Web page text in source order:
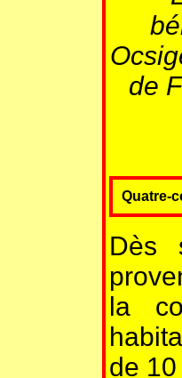
de
Quatre-
Dès
la
de